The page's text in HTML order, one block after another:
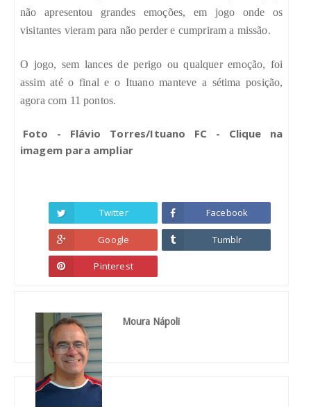
não apresentou grandes emoções, em jogo onde os
visitantes vieram para não perder e cumpriram a missão.
O jogo, sem lances de perigo ou qualquer emoção, foi
assim até o final e o Ituano manteve a sétima posição,
agora com 11 pontos.
Foto - Flávio Torres/Ituano FC - Clique na
imagem para ampliar
Twitter Facebook
Google Tumblr
Pinterest
Moura Nápoli